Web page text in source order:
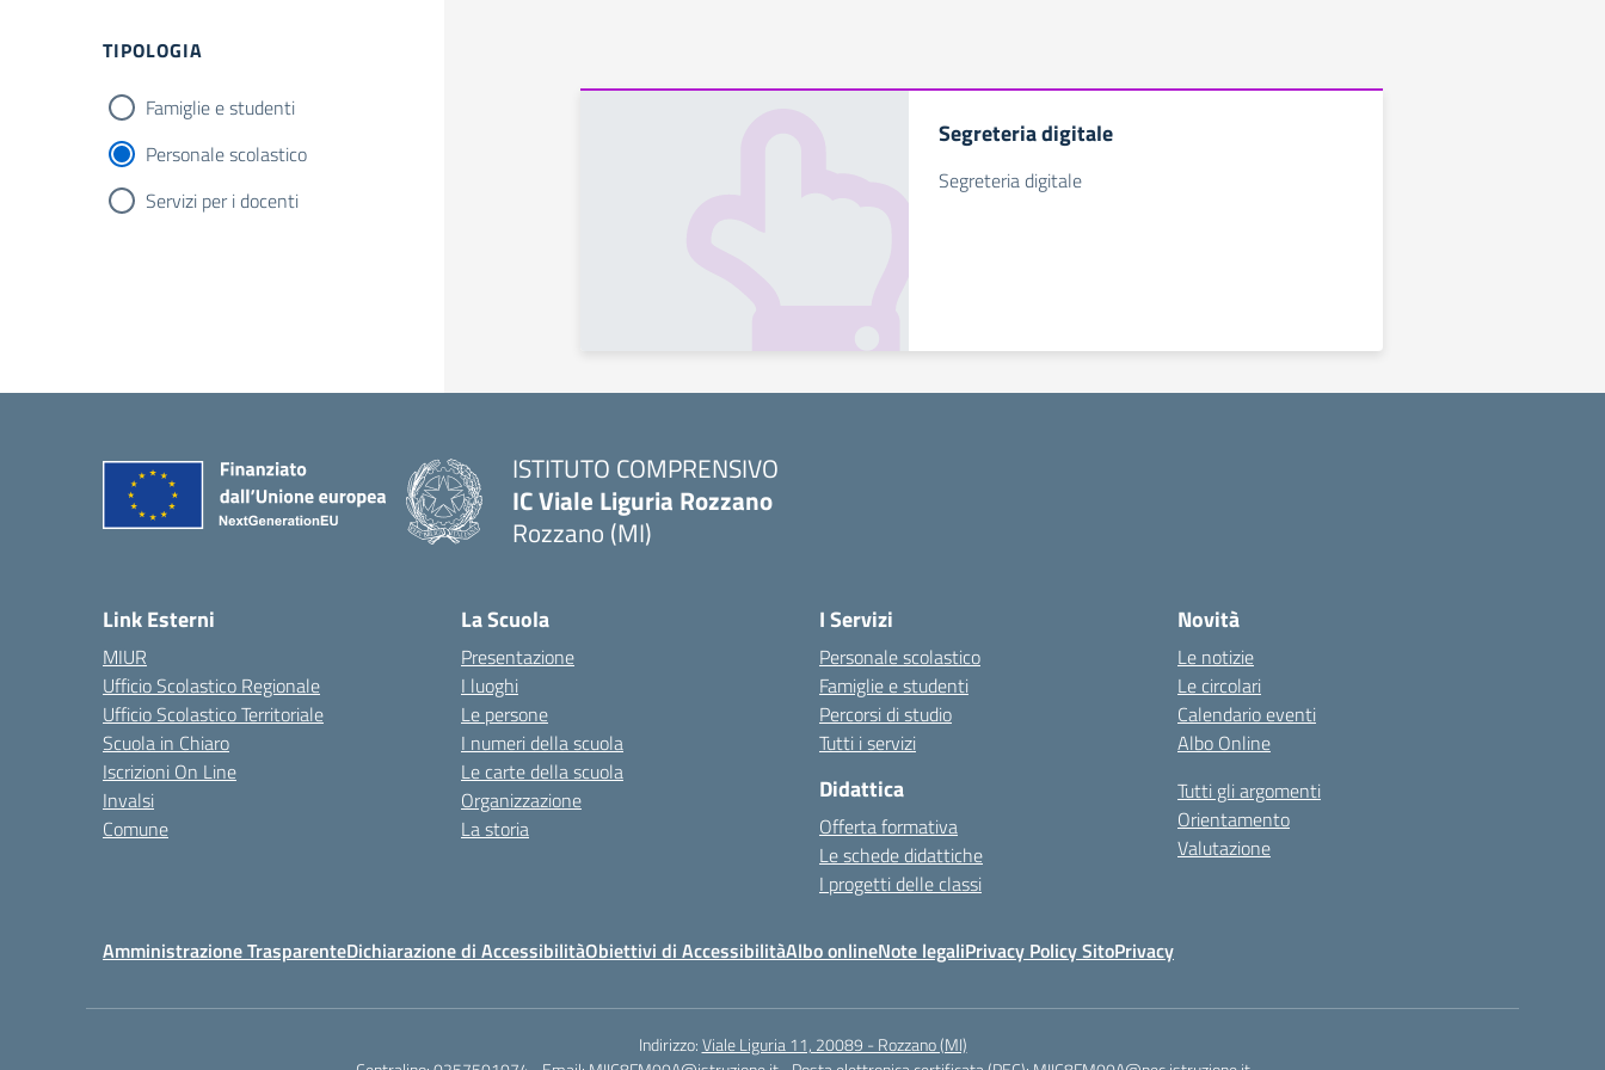
TIPOLOGIA
Famiglie e studenti
Personale scolastico
Servizi per i docenti
Segreteria digitale
Segreteria digitale
ISTITUTO COMPRENSIVO
IC Viale Liguria Rozzano
Rozzano (MI)
Link Esterni
MIUR
Ufficio Scolastico Regionale
Ufficio Scolastico Territoriale
Scuola in Chiaro
Iscrizioni On Line
Invalsi
Comune
La Scuola
Presentazione
I luoghi
Le persone
I numeri della scuola
Le carte della scuola
Organizzazione
La storia
I Servizi
Personale scolastico
Famiglie e studenti
Percorsi di studio
Tutti i servizi
Didattica
Offerta formativa
Le schede didattiche
I progetti delle classi
Novità
Le notizie
Le circolari
Calendario eventi
Albo Online
Tutti gli argomenti
Orientamento
Valutazione
Amministrazione TrasparenteDichiarazione di AccessibilitàObiettivi di AccessibilitàAlbo onlineNote legaliPrivacy Policy SitoPrivacy
Indirizzo:Viale Liguria 11, 20089 - Rozzano (MI)